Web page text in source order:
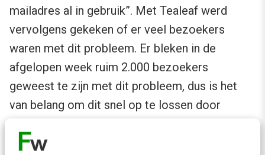
mailadres al in gebruik”. Met Tealeaf werd
vervolgens gekeken of er veel bezoekers
waren met dit probleem. Er bleken in de
afgelopen week ruim 2.000 bezoekers
geweest te zijn met dit probleem, dus is het
van belang om dit snel op te lossen door
betreffende pagina.